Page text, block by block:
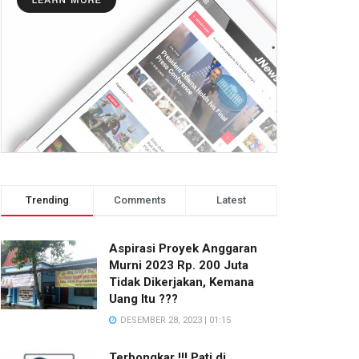
Trending Comments Latest
Aspirasi Proyek Anggaran
Murni 2023 Rp. 200 Juta
Tidak Dikerjakan, Kemana
Uang Itu ???
DESEMBER 28, 2023 | 01:15